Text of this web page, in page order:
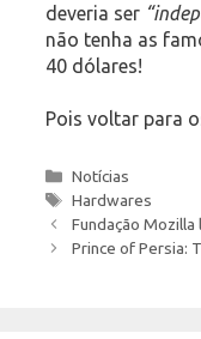
deveria ser
não tenha as
40 dólares!
Pois voltar para
Categories
Notícias
Tags
Hardwares
Fundação
Prince of Persia: